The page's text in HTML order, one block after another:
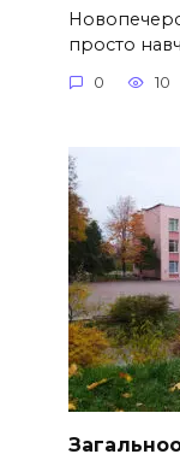
просто
0 10